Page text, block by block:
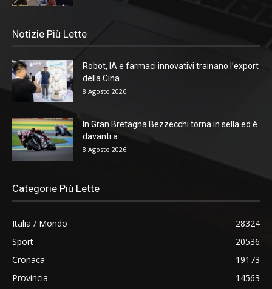
Notizie Più Lette
Robot, IA e farmaci innovativi trainano l’export
della Cina
8 Agosto 2026
In Gran Bretagna Bezzecchi torna in sella ed è
davanti a...
8 Agosto 2026
Categorie Più Lette
Italia / Mondo
28324
Sport
20536
Cronaca
19173
Provincia
14563